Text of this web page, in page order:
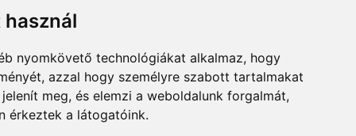
nyomkövető technológiákat alkalmaz, hogy
azzal hogy személyre szabott tartalmakat
meg, és elemzi a weboldalunk forgalmát,
érkeztek a látogatóink.
zászlajára
cégekből ma
lehet rekeszteni.
Ha valakinek van egy
vagy motorja, már jó
egész könnyen